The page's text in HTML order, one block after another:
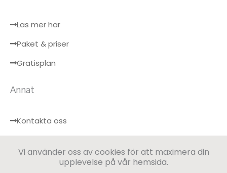
Läs mer här
Paket & priser
Gratisplan
Annat
Kontakta oss
Vi använder oss av cookies för att maximera din
upplevelse på vår hemsida.